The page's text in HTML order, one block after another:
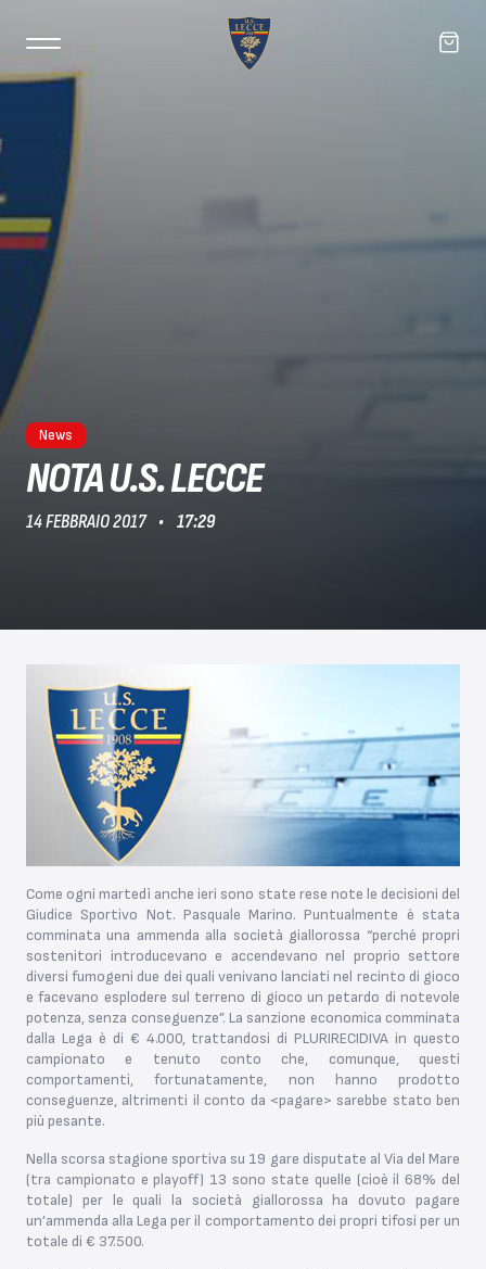
News
NOTA U.S. LECCE
14 FEBBRAIO 2017 17:29
Come ogni martedì anche ieri sono state rese note le decisioni del
Giudice Sportivo Not. Pasquale Marino. Puntualmente è stata
comminata una ammenda alla società giallorossa “perché propri
sostenitori introducevano e accendevano nel proprio settore
diversi fumogeni due dei quali venivano lanciati nel recinto di gioco
e facevano esplodere sul terreno di gioco un petardo di notevole
potenza, senza conseguenze”. La sanzione economica comminata
dalla Lega è di € 4.000, trattandosi di PLURIRECIDIVA in questo
campionato e tenuto conto che, comunque, questi
comportamenti, fortunatamente, non hanno prodotto
conseguenze, altrimenti il conto da <pagare> sarebbe stato ben
più pesante.
Nella scorsa stagione sportiva su 19 gare disputate al Via del Mare
(tra campionato e playoff) 13 sono state quelle (cioè il 68% del
totale) per le quali la società giallorossa ha dovuto pagare
un’ammenda alla Lega per il comportamento dei propri tifosi per un
totale di € 37.500.